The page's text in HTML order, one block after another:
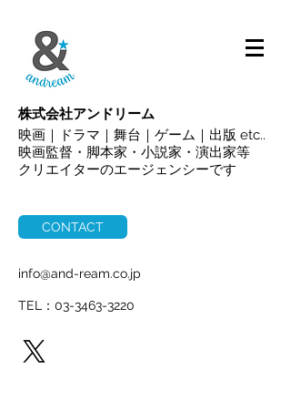
株式会社アンドリーム
映画｜ドラマ｜舞台｜ゲーム｜出版 etc..
映画監督・脚本家・小説家・演出家等
クリエイターのエージェンシーです
CONTACT
info@and-ream.co.jp
TEL：03-3463-3220